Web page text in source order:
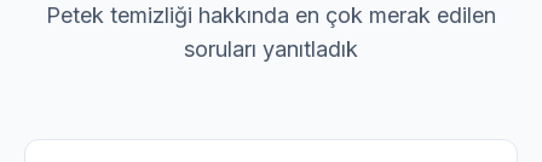
Petek temizliği hakkında en çok merak edilen
soruları yanıtladık